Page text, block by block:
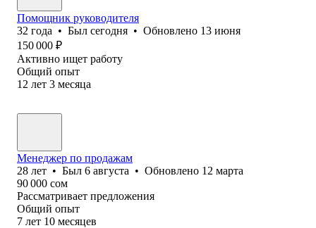
Помощник руководителя
32 года • Был сегодня • Обновлено 13 июня
150 000 ₽
Активно ищет работу
Общий опыт
12 лет 3 месяца
Менеджер по продажам
28 лет • Был 6 августа • Обновлено 12 марта
90 000 сом
Рассматривает предложения
Общий опыт
7 лет 10 месяцев